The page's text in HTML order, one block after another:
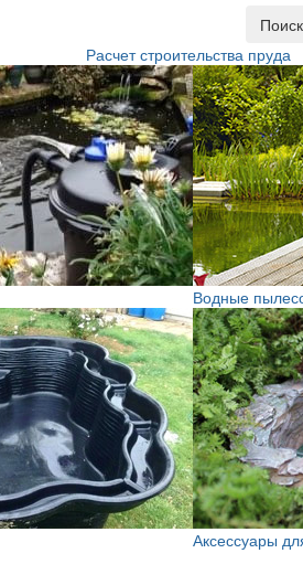
Поиск
Расчет строительства пруда
Водные
Аксессуары